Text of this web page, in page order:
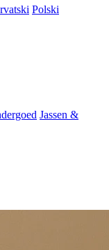
Polski
Jassen &